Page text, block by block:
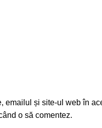
emailul și site-ul web în
o să comentez.